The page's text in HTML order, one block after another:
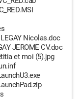
Nicolas.doc
JEROME CV.doc
et moi (5).jpg